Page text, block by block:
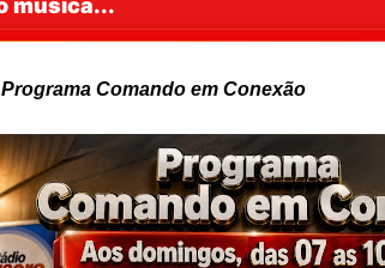
Programa Comando em Conexão